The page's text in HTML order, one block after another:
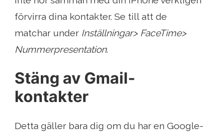
förvirra dina kontakter. Se till att de
matchar under Inställningar> FaceTime>
Nummerpresentation.
Stäng av Gmail-
kontakter
Detta gäller bara dig om du har en Google-